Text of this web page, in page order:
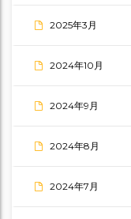
2025年3月
2024年10月
2024年9月
2024年8月
2024年7月